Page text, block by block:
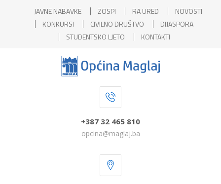
JAVNE NABAVKE ZOSPI RA URED
NOVOSTI
KONKURSI
CIVILNO DRUŠTVO
DIJASPORA
STUDENTSKO LJETO
KONTAKTI
+387 32 465 810
opcina@maglaj.ba